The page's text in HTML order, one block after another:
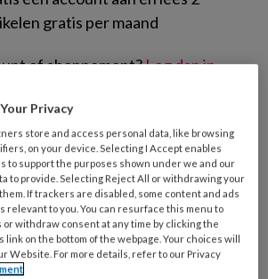
gratis per maand
of abonnement?Log dan in
*
Privacy
store and access personal data, like browsing
on your device. Selecting I Accept enables
to support the purposes shown under we and our
to provide. Selecting Reject All or withdrawing your
If trackers are disabled, some content and ads
relevant to you. You can resurface this menu to
or withdraw consent at any time by clicking the
link on the bottom of the webpage. Your choices will
Website. For more details, refer to our Privacy